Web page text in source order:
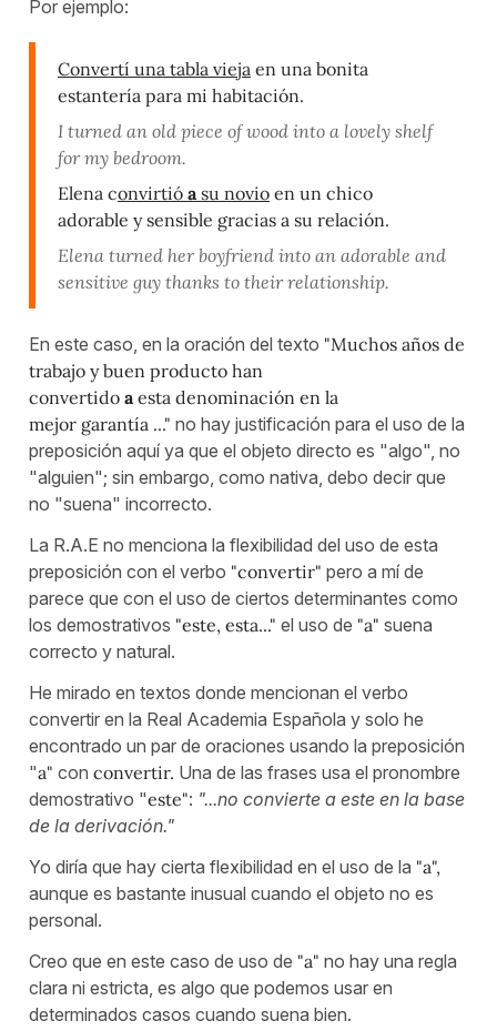
Por ejemplo:
Convertí una tabla vieja en una bonita
estantería para mi habitación.
I turned an old piece of wood into a lovely shelf
for my bedroom.
Elena convirtió asu novio en un chico
adorable y sensible gracias a su relación.
Elena turned her boyfriend into an adorable and
sensitive guy thanks to their relationship.
En este caso, en la oración del texto "Muchos años de
trabajo y buen producto han
convertido aesta denominación en la
mejor garantía ..." no hay justificación para el uso de la
preposición aquí ya que el objeto directo es "algo", no
"alguien"; sin embargo, como nativa, debo decir que
no "suena" incorrecto.
La R.A.E no menciona la flexibilidad del uso de esta
preposición con el verbo "convertir" pero a mí de
parece que con el uso de ciertos determinantes como
los demostrativos "este, esta..." el uso de "a" suena
correcto y natural.
He mirado en textos donde mencionan el verbo
convertir en la Real Academia Española y solo he
encontrado un par de oraciones usando la preposición
"a" con convertir. Una de las frases usa el pronombre
demostrativo "este": "...no convierte a este en la base
de la derivación."
Yo diría que hay cierta flexibilidad en el uso de la "a",
aunque es bastante inusual cuando el objeto no es
personal.
Creo que en este caso de uso de "a" no hay una regla
clara ni estricta, es algo que podemos usar en
determinados casos cuando suena bien.